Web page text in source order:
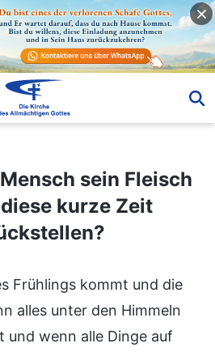
sein Fleisch
kurze Zeit
Frühlings kommt und die
alles unter den Himmeln
und wenn alle Dinge auf